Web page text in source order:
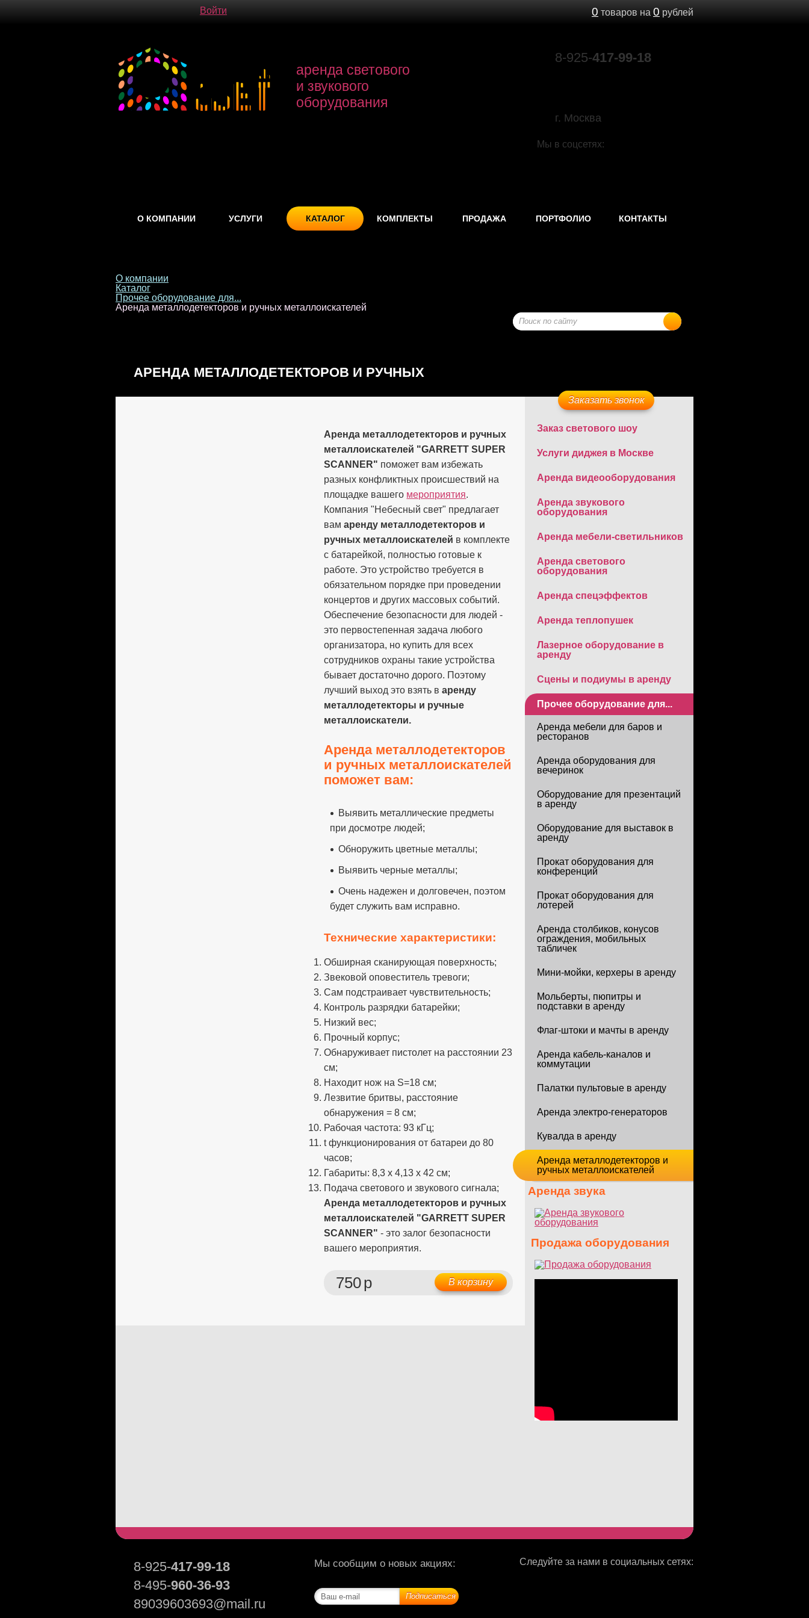
Войти 0 товаров на 0 рублей
аренда светового
и звукового
оборудования
8-925-417-99-18
г. Москва
Мы в соцсетях:
О КОМПАНИИ УСЛУГИ КАТАЛОГ КОМПЛЕКТЫ ПРОДАЖА ПОРТФОЛИО КОНТАКТЫ
О компании
Каталог
Прочее оборудование для...
Аренда металлодетекторов и ручных металлоискателей
АРЕНДА МЕТАЛЛОДЕТЕКТОРОВ И РУЧНЫХ
Заказать звонок
Аренда металлодетекторов и ручных
металлоискателей "GARRETT SUPER
SCANNER" поможет вам избежать
разных конфликтных происшествий на
площадке вашего мероприятия.
Компания "Небесный свет" предлагает
вамаренду металлодетекторов и
ручных металлоискателей в комплекте
с батарейкой, полностью готовые к
работе. Это устройство требуется в
обязательном порядке при проведении
концертов и других массовых событий.
Обеспечение безопасности для людей -
это первостепенная задача любого
организатора, но купить для всех
сотрудников охраны такие устройства
бывает достаточно дорого. Поэтому
лучший выход это взять варенду
металлодетекторы и ручные
металлоискатели.
Аренда металлодетекторов
и ручных металлоискателей
поможет вам:
Выявить металлические предметы
при досмотре людей;
Обноружить цветные металлы;
Выявить черные металлы;
Очень надежен и долговечен, поэтом
будет служить вам исправно.
Технические характеристики:
Обширная сканирующая поверхность;
Звековой оповеститель тревоги;
Сам подстраивает чувствительность;
Контроль разрядки батарейки;
Низкий вес;
Прочный корпус;
Обнаруживает пистолет на расстоянии 23
см;
Находит нож на S=18 см;
Лезвитие бритвы, расстояние
обнаружения = 8 см;
Рабочая частота: 93 кГц;
t функционирования от батареи до 80
часов;
Габариты: 8,3 х 4,13 х 42 см;
Подача светового и звукового сигнала;
Аренда металлодетекторов и ручных
металлоискателей "GARRETT SUPER
SCANNER" - это залог безопасности
вашего мероприятия.
В корзину
750р
Заказ светового шоу
Услуги диджея в Москве
Аренда видеооборудования
Аренда звукового
оборудования
Аренда мебели-светильников
Аренда светового
оборудования
Аренда спецэффектов
Аренда теплопушек
Лазерное оборудование в
аренду
Сцены и подиумы в аренду
Прочее оборудование для...
Аренда мебели для баров и
ресторанов
Аренда оборудования для
вечеринок
Оборудование для презентаций
в аренду
Оборудование для выставок в
аренду
Прокат оборудования для
конференций
Прокат оборудования для
лотерей
Аренда столбиков, конусов
ограждения, мобильных
табличек
Мини-мойки, керхеры в аренду
Мольберты, пюпитры и
подставки в аренду
Флаг-штоки и мачты в аренду
Аренда кабель-каналов и
коммутации
Палатки пультовые в аренду
Аренда электро-генераторов
Кувалда в аренду
Аренда металлодетекторов и
ручных металлоискателей
Аренда звука
Продажа оборудования
8-925-417-99-18
8-495-960-36-93
89039603693@mail.ru
Мы сообщим о новых акциях: Следуйте за нами в социальных сетях: